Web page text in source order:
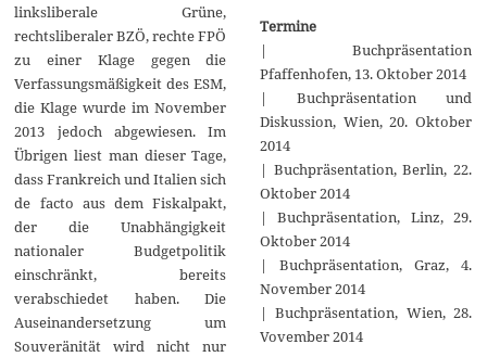
linksliberale Grüne,
rechtsliberaler BZÖ, rechte FPÖ
zu einer Klage gegen die
Verfassungsmäßigkeit des ESM,
die Klage wurde im November
2013 jedoch abgewiesen. Im
Übrigen liest man dieser Tage,
dass Frankreich und Italien sich
de facto aus dem Fiskalpakt,
der die Unabhängigkeit
nationaler Budgetpolitik
einschränkt, bereits
verabschiedet haben. Die
Auseinandersetzung um
Souveränität wird nicht nur
Termine
| Buchpräsentation
Pfaffenhofen, 13. Oktober 2014
| Buchpräsentation und
Diskussion, Wien, 20. Oktober
2014
| Buchpräsentation, Berlin, 22.
Oktober 2014
| Buchpräsentation, Linz, 29.
Oktober 2014
| Buchpräsentation, Graz, 4.
November 2014
| Buchpräsentation, Wien, 28.
Vovember 2014